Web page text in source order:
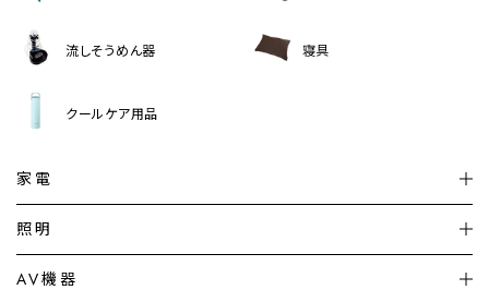
流しそうめん器 寝具
クールケア用品
家電
加湿器・空気清浄機
照明
シーリングライト
AV機器